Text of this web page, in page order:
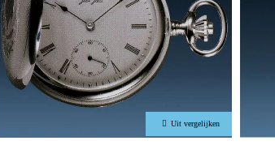
Uit vergelijken